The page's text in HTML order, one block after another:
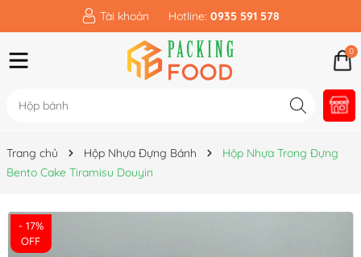
Tài khoản Hotline: 0935 591 578
0
Trang chủ Hộp Nhựa Đựng Bánh
Hộp Nhựa Trong Đựng
Bento Cake Tiramisu Douyin
- 17%
OFF